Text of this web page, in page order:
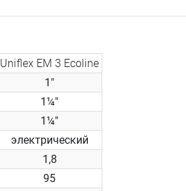
Uniflex EM 3 Ecoline
1″
1¼″
1¼″
электрический
1,8
95